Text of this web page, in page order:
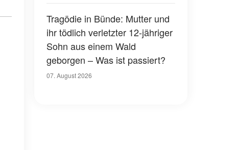
Tragödie in Bünde: Mutter und
ihr tödlich verletzter 12-jähriger
Sohn aus einem Wald
geborgen – Was ist passiert?
07. August 2026